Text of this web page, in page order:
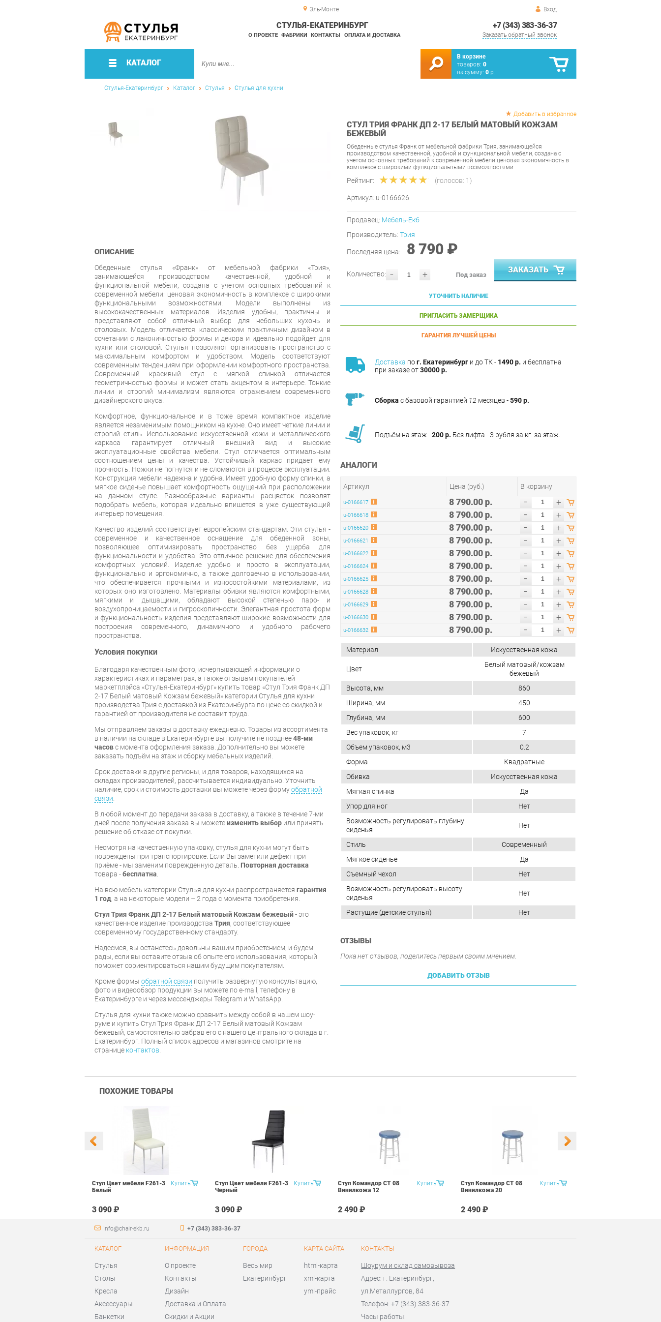
Эль-Монте Вход
+7 (343) 383-36-37
Заказать обратный звонок
СТУЛЬЯ-ЕКАТЕРИНБУРГ
О ПРОЕКТЕ ФАБРИКИ КОНТАКТЫ ОПЛАТА И ДОСТАВКА
КАТАЛОГ
В корзине
товаров: 0
на сумму: 0 р.
Стулья-Екатеринбург Каталог Стулья Стулья для кухни
Добавить в избранное
СТУЛ ТРИЯ ФРАНК ДП 2-17 БЕЛЫЙ МАТОВЫЙ КОЖЗАМ
БЕЖЕВЫЙ
Обеденные стулья Франк от мебельной фабрики Трия, занимающейся
производством качественной, удобной и функциональной мебели, создана с
учетом основных требований к современной мебели ценовая экономичность в
комплексе с широкими функциональными возможностями
Рейтинг: (голосов: 1)
Артикул: u-0166626
Продавец: Мебель-Екб
Производитель: Трия
Последняя цена: 8 790 ₽
- +
Количество: Под заказ
ЗАКАЗАТЬ
УТОЧНИТЬ НАЛИЧИЕ
ПРИГЛАСИТЬ ЗАМЕРЩИКА
ГАРАНТИЯ ЛУЧШЕЙ ЦЕНЫ
Доставка пог. Екатеринбург и до ТК - 1490 р. и бесплатна
при заказе от30000 р.
Сборка с базовой гарантией 12 месяцев -590 р.
Подъём на этаж -200 р. Без лифта - 3 рубля за кг. за этаж.
АНАЛОГИ
Артикул Цена (руб.) В корзину
u-0166617 8 790.00 р. - +
u-0166618 8 790.00 р. - +
u-0166620 8 790.00 р. - +
u-0166621 8 790.00 р. - +
u-0166622 8 790.00 р. - +
u-0166624 8 790.00 р. - +
u-0166625 8 790.00 р. - +
u-0166628 8 790.00 р. - +
u-0166629 8 790.00 р. - +
u-0166630 8 790.00 р. - +
u-0166632 8 790.00 р. - +
ОПИСАНИЕ
Обеденные стулья «Франк» от мебельной фабрики «Трия»,
занимающейся производством качественной, удобной и
функциональной мебели, создана с учетом основных требований к
современной мебели: ценовая экономичность в комплексе с широкими
функциональными возможностями. Модели выполнены из
высококачественных материалов. Изделия удобны, практичны и
представляют собой отличный выбор для небольших кухонь и
столовых. Модель отличается классическим практичным дизайном в
сочетании с лаконичностью формы и декора и идеально подойдет для
кухни или столовой. Стулья позволяют организовать пространство с
максимальным комфортом и удобством. Модель соответствуют
современным тенденциям при оформлении комфортного пространства.
Современный красивый стул с мягкой спинкой отличается
геометричностью формы и может стать акцентом в интерьере. Тонкие
линии и строгий минимализм являются отражением современного
дизайнерского вкуса.
Комфортное, функциональное и в тоже время компактное изделие
является незаменимым помощником на кухне. Оно имеет четкие линии и
строгий стиль. Использование искусственной кожи и металлического
каркаса гарантирует отличный внешний вид и высокие
эксплуатационные свойства мебели. Стул отличается оптимальным
соотношением цены и качества. Устойчивый каркас придает ему
прочность. Ножки не погнутся и не сломаются в процессе эксплуатации.
Конструкция мебели надежна и удобна. Имеет удобную форму спинки, а
мягкое сиденье повышает комфортность ощущений при расположении
на данном стуле. Разнообразные варианты расцветок позволят
подобрать мебель, которая идеально впишется в уже существующий
интерьер помещения.
Качество изделий соответствует европейским стандартам. Эти стулья -
современное и качественное оснащение для обеденной зоны,
позволяющее оптимизировать пространство без ущерба для
функциональности и удобства. Это отличное решение для обеспечения
комфортных условий. Изделие удобно и просто в эксплуатации,
функционально и эргономично, а также долговечно в использовании,
что обеспечивается прочными и износостойкими материалами, из
которых оно изготовлено. Материалы обивки являются комфортными,
мягкими и дышащими, обладают высокой степенью паро- и
воздухопроницаемости и гигроскопичности. Элегантная простота форм
и функциональность изделия представляют широкие возможности для
построения современного, динамичного и удобного рабочего
пространства.
Условия покупки
Благодаря качественным фото, исчерпывающей информации о
характеристиках и параметрах, а также отзывам покупателей
маркетплэйса «Стулья-Екатеринбург» купить товар «Стул Трия Франк ДП
2-17 Белый матовый Кожзам бежевый» категории Стулья для кухни
производства Трия с доставкой из Екатеринбурга по цене со скидкой и
гарантией от производителя не составит труда.
Мы отправляем заказы в доставку ежедневно. Товары из ассортимента
в наличии на складе в Екатеринбурге вы получите не позднее48-ми
часовс момента оформления заказа. Дополнительно вы можете
заказать подъём на этаж и сборку мебельных изделий.
Срок доставки в другие регионы, и для товаров, находящихся на
складах производителей, рассчитывается индивидуально. Уточнить
наличие, срок и стоимость доставки вы можете через формуобратной
связи
В любой момент до передачи заказа в доставку, а также в течение 7-ми
дней после получения заказа вы можетеизменить выбор или принять
решение об отказе от покупки.
Несмотря на качественную упаковку, стулья для кухни могут быть
повреждены при транспортировке. Если Вы заметили дефект при
приёме - мы заменим поврежденную деталь. Повторная доставка
товара -бесплатна
На всю мебель категории Стулья для кухни распространяется гарантия
1 год, а на некоторые модели – 2 года с момента приобретения.
Стул Трия Франк ДП 2-17 Белый матовый Кожзам бежевый- это
качественное изделие производства Трия, соответствующее
современному государственному стандарту.
Надеемся, вы останетесь довольны вашим приобретением, и будем
рады, если вы оставите отзыв об опыте его использования, который
поможет сориентироваться нашим будущим покупателям.
Кроме формы обратной связи получить развёрнутую консультацию,
фото и видеообзор продукции вы можете по e-mail, телефону в
Екатеринбурге и через мессенджеры Telegram и WhatsApp.
Стулья для кухни также можно сравнить между собой в нашем шоу-
руме и купить Стул Трия Франк ДП 2-17 Белый матовый Кожзам
бежевый, самостоятельно забрав его с нашего центрального склада в г.
Екатеринбург. Полный список адресов и магазинов смотрите на
странице контактов
Материал Искусственная кожа
Цвет
Белый матовый/кожзам
бежевый
Высота, мм
860
Ширина, мм
450
Глубина, мм
600
Вес упаковок, кг
7
Объем упаковок, м3
0.2
Форма
Квадратные
Обивка
Искусственная кожа
Мягкая спинка
Да
Упор для ног
Нет
Возможность регулировать глубину
сиденья
Нет
Стиль
Современный
Мягкое сиденье
Да
Съемный чехол
Нет
Возможность регулировать высоту
сиденья
Нет
Растущие (детские стулья) Нет
ОТЗЫВЫ
Пока нет отзывов, поделитесь первым своим мнением.
ДОБАВИТЬ ОТЗЫВ
ПОХОЖИЕ ТОВАРЫ
Купить
Стул Цвет мебели F261-3
Белый
3 090 ₽
Купить
Стул Цвет мебели F261-3
Черный
3 090 ₽
Купить
Стул Командор СТ 08
Винилкожа 12
2 490 ₽
Купить
Стул Командор СТ 08
Винилкожа 20
2 490 ₽
info@chair-ekb.ru +7 (343) 383-36-37
КАТАЛОГ
Стулья
Столы
Кресла
Аксессуары
Банкетки
ИНФОРМАЦИЯ
О проекте
Контакты
Дизайн
Доставка и Оплата
Скидки и Акции
ГОРОДА
Весь мир
Екатеринбург
КАРТА САЙТА
html-карта
xml-карта
yml-прайс
КОНТАКТЫ
Шоурум и склад самовывоза
Адрес: г. Екатеринбург,
ул.Металлургов, 84
Телефон: +7 (343) 383-36-37
Часы работы: